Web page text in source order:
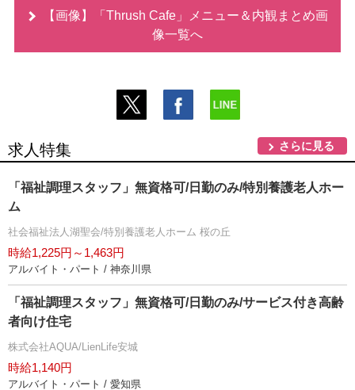
【画像】「Thrush Cafe」メニュー＆内観まとめ画
像一覧へ
求人特集 さらに見る
「福祉調理スタッフ」無資格可/日勤のみ/特別養護老人ホー
ム
社会福祉法人湖聖会/特別養護老人ホーム 桜の丘
時給1,225円～1,463円
アルバイト・パート / 神奈川県
「福祉調理スタッフ」無資格可/日勤のみ/サービス付き高齢
者向け住宅
株式会社AQUA/LienLife安城
時給1,140円
アルバイト・パート / 愛知県